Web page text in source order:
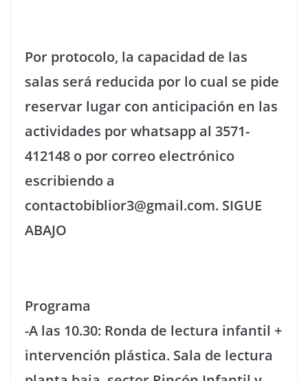
Por protocolo, la capacidad de las
salas será reducida por lo cual se pide
reservar lugar con anticipación en las
actividades por whatsapp al 3571-
412148 o por correo electrónico
escribiendo a
contactobiblior3@gmail.com. SIGUE
ABAJO
Programa
-A las 10.30: Ronda de lectura infantil +
intervención plástica. Sala de lectura